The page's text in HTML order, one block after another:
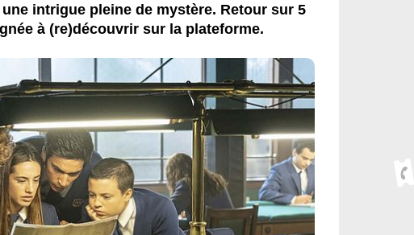
intrigue pleine de mystère. Retour sur 5
à (re)découvrir sur la plateforme.